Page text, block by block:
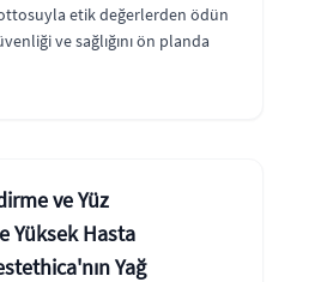
etik değerlerden ödün
ve sağlığını ön planda
ve Yüz
Yüksek Hasta
Yağ